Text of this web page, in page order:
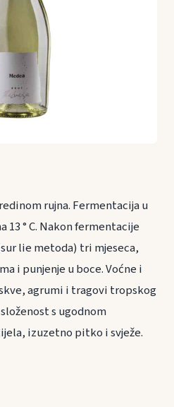
rujna. Fermentacija u
° C. Nakon fermentacije
lie metoda) tri mjeseca,
i punjenje u boce. Voćne i
agrumi i tragovi tropskog
s ugodnom
izuzetno pitko i svježe.